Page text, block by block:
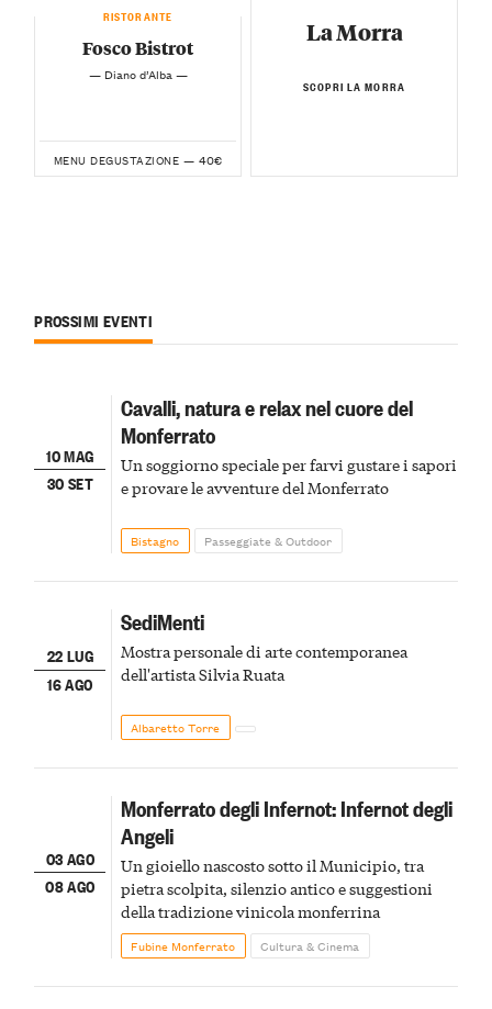
RISTORANTE
Fosco Bistrot
— Diano d’Alba —
MENU DEGUSTAZIONE — 40€
La Morra
SCOPRI LA MORRA
PROSSIMI EVENTI
10 MAG
30 SET
Cavalli, natura e relax nel cuore del
Monferrato
Un soggiorno speciale per farvi gustare i sapori
e provare le avventure del Monferrato
Bistagno Passeggiate & Outdoor
22 LUG
16 AGO
SediMenti
Mostra personale di arte contemporanea
dell'artista Silvia Ruata
Albaretto Torre
03 AGO
08 AGO
Monferrato degli Infernot: Infernot degli
Angeli
Un gioiello nascosto sotto il Municipio, tra
pietra scolpita, silenzio antico e suggestioni
della tradizione vinicola monferrina
Fubine Monferrato Cultura & Cinema